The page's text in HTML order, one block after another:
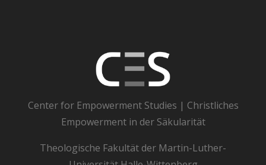
Center for Empowerment Studies | Christliches
Empowerment in der Säkularität
Theologische Fakultät der Martin-Luther-